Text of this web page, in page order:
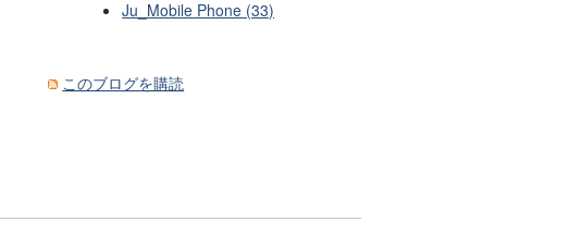
Ju_Mobile Phone (33)
このブログを購読